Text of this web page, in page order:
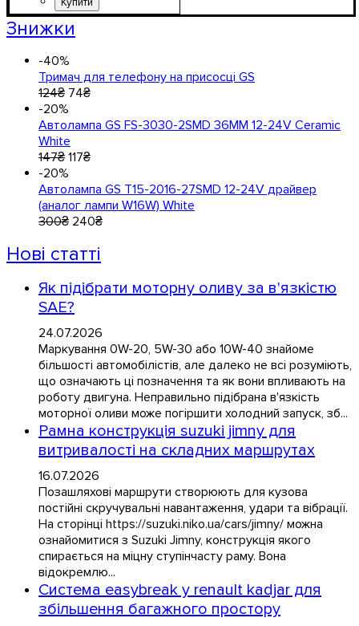
Знижки
-40%
Тримач для телефону на присосці GS
124₴ 74₴
-20%
Автолампа GS FS-3030-2SMD 36MM 12-24V Ceramic
White
147₴ 117₴
-20%
Автолампа GS T15-2016-27SMD 12-24V драйвер
(аналог лампи W16W) White
300₴ 240₴
Нові статті
Як підібрати моторну оливу за в'язкістю
SAE?
24.07.2026
Маркування 0W-20, 5W-30 або 10W-40 знайоме
більшості автомобілістів, але далеко не всі розуміють,
що означають ці позначення та як вони впливають на
роботу двигуна. Неправильно підібрана в'язкість
моторної оливи може погіршити холодний запуск, зб...
Рамна конструкція suzuki jimny для
витривалості на складних маршрутах
16.07.2026
Позашляхові маршрути створюють для кузова
постійні скручувальні навантаження, удари та вібрації.
На сторінці https://suzuki.niko.ua/cars/jimny/ можна
ознайомитися з Suzuki Jimny, конструкція якого
спирається на міцну ступінчасту раму. Вона
відокремлю...
Система easybreak у renault kadjar для
збільшення багажного простору